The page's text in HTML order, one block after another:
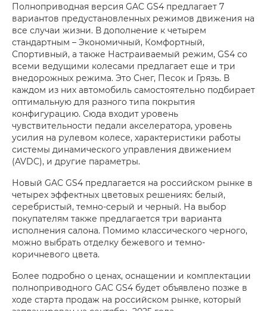
Полноприводная версия GAC GS4 предлагает 7
вариантов предустановленных режимов движения на
все случаи жизни. В дополнение к четырем
стандартным – Экономичный, Комфортный,
Спортивный, а также Настраиваемый режим, GS4 со
всеми ведущими колесами предлагает еще и три
внедорожных режима. Это Снег, Песок и Грязь. В
каждом из них автомобиль самостоятельно подбирает
оптимальную для разного типа покрытия
конфигурацию. Сюда входит уровень
чувствительности педали акселератора, уровень
усилия на рулевом колесе, характеристики работы
системы динамического управления движением
(AVDC), и другие параметры.
Новый GAC GS4 предлагается на российском рынке в
четырех эффектных цветовых решениях: белый,
серебристый, темно-серый и черный. На выбор
покупателям также предлагается три варианта
исполнения салона. Помимо классического черного,
можно выбрать отделку бежевого и темно-
коричневого цвета.
Более подробно о ценах, оснащении и комплектации
полноприводного GAC GS4 будет объявлено позже в
ходе старта продаж на российском рынке, который